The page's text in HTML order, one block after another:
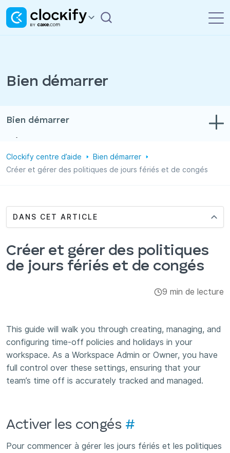
Bien démarrer
Intégrations et modules complémentaires
Bien démarrer
Suivi du temps et des dépenses
Projets
Administration
Applis
Clockify centre d’aide
Bien démarrer
Créer et gérer des politiques de jours fériés et de congés
DANS CET ARTICLE
Créer et gérer des politiques
de jours fériés et de congés
9 min de lecture
This guide will walk you through creating, managing, and
configuring time-off policies and holidays in your
workspace. As a Workspace Admin or Owner, you have
full control over these settings, ensuring that your
team’s time off is accurately tracked and managed.
Activer les congés #
Pour commencer à gérer les jours fériés et les politiques